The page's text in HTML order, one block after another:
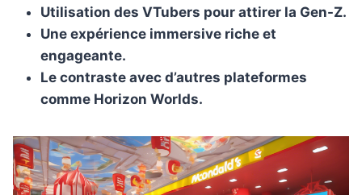
Utilisation des VTubers pour attirer la Gen-Z.
Une expérience immersive riche et
engageante.
Le contraste avec d’autres plateformes
comme Horizon Worlds.